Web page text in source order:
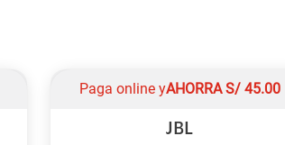
Paga online yAHORRA S/ 45.00
JBL